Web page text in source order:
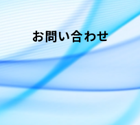
お問い合わせ